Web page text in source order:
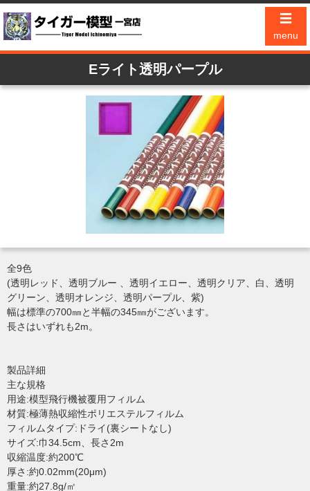
☰
menu
Eライト透明パープル
全9色
(透明レッド、透明ブルー 、透明イエロー、透明クリア、白、透明
グリーン、透明オレンジ、透明パープル、紫)
幅は標準の700㎜と半幅の345㎜がございます。
長さはいずれも2m。
製品詳細
主な規格
用途:模型飛行機被覆用フィルム
材質:極薄熱収縮性ポリエステルフィルム
フィルムタイプ:ドライ(裏シートなし)
サイズ:巾34.5cm、長さ2m
収縮温度:約200℃
厚さ:約0.02mm(20μm)
重量:約27.8g/㎡